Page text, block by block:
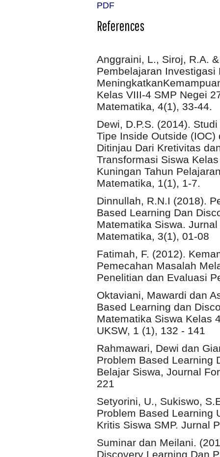
PDF
References
Anggraini, L., Siroj, R.A.
Pembelajaran Investigasi
Kelas VIII-4 SMP Negei
Matematika, 4(1), 33-44.
Dewi, D.P.S. (2014).
Tipe Inside Outside
Ditinjau Dari Kretivitas
Transformasi Siswa
Kuningan Tahun
Matematika, 1(1), 1-7.
Dinnullah, R.N.I (2018).
Based Learning Dan
Matematika Siswa.
Matematika, 3(1), 01-08
Fatimah, F. (2012).
Pemecahan Masalah
Penelitian dan Evaluasi
Oktaviani, Mawardi dan
Based Learning dan
Matematika Siswa Kelas
UKSW, 1 (1), 132 - 141
Rahmawari, Dewi dan
Problem Based Learning
Belajar Siswa, Journal
221
Setyorini, U., Sukiswo,
Problem Based Learning
Kritis Siswa SMP. Jurnal
Suminar dan Meilani.
Discovery Learning Dan